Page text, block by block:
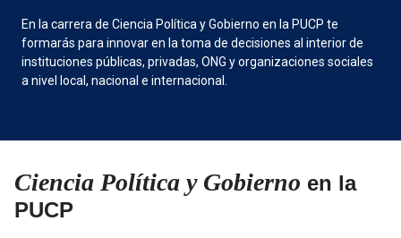
En la carrera de Ciencia Política y Gobierno en la PUCP te
formarás para innovar en la toma de decisiones al interior de
instituciones públicas, privadas, ONG y organizaciones sociales
a nivel local, nacional e internacional.
Ciencia Política y Gobierno en la
PUCP